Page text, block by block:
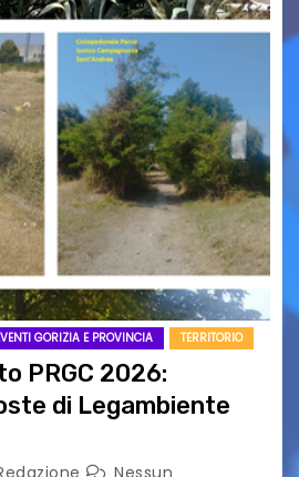
GORIZIA E PROVINCIA TERRITORIO
PRGC 2026:
di Legambiente